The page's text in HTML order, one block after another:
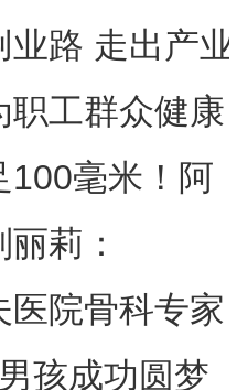
进行中
业路 走出产业
职工群众健康
100毫米！阿
漠种出“摇钱
莉：
，点亮边疆肿
医院骨科专家
微创理念“火
孩成功圆梦